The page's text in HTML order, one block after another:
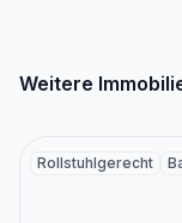
Weitere
Rollstuhlgerecht